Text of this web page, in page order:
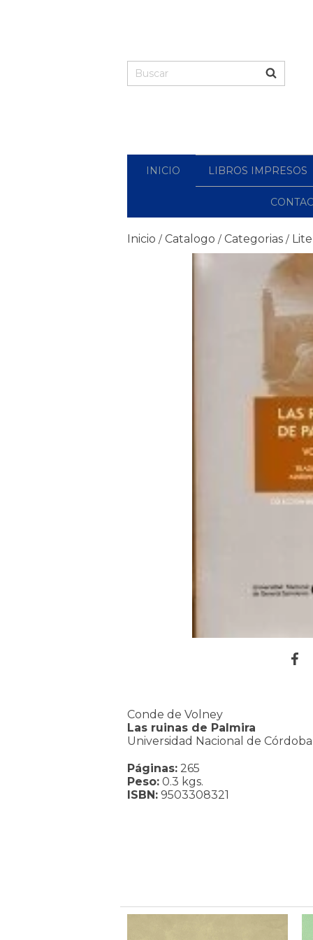
INICIO LIBROS IMPRESOS
Inicio / Catalogo / Categorias /
Conde de Volney
Las ruinas de Palmira
Universidad Nacional de Córdoba
Páginas: 265
Peso: 0.3 kgs.
ISBN: 9503308321